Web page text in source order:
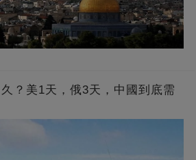
？美1天，俄3天，中國到底需